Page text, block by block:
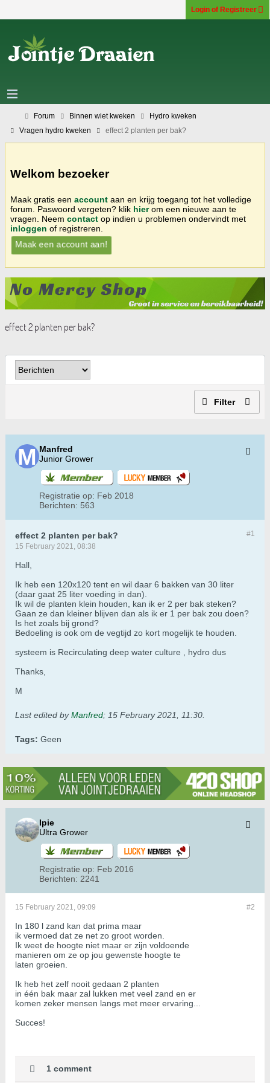
Login of Registreer
Forum Binnen wiet kweken
Hydro kweken
Vragen hydro kweken
effect 2 planten per bak?
Welkom bezoeker
Maak gratis een account aan en krijg toegang tot het volledige
forum. Paswoord vergeten? klik hierom een nieuwe aan te
vragen. Neem contact op indien u problemen ondervindt met
inloggen of registreren.
Maak een account aan!
effect 2 planten per bak?
Filter
Manfred
Junior Grower
Registratie op: Feb 2018
Berichten: 563
#1
effect 2 planten per bak?
15 February 2021, 08:38
Hall,
Ik heb een 120x120 tent en wil daar 6 bakken van 30 liter
(daar gaat 25 liter voeding in dan).
Ik wil de planten klein houden, kan ik er 2 per bak steken?
Gaan ze dan kleiner blijven dan als ik er 1 per bak zou doen?
Is het zoals bij grond?
Bedoeling is ook om de vegtijd zo kort mogelijk te houden.
systeem is Recirculating deep water culture , hydro dus
Thanks,
M
Last edited byManfred; 15 February 2021, 11:30
Tags: Geen
Ipie
Ultra Grower
Registratie op: Feb 2016
Berichten: 2241
#2
15 February 2021, 09:09
In 180 l zand kan dat prima maar
ik vermoed dat ze net zo groot worden.
Ik weet de hoogte niet maar er zijn voldoende
manieren om ze op jou gewenste hoogte te
laten groeien.
Ik heb het zelf nooit gedaan 2 planten
in één bak maar zal lukken met veel zand en er
komen zeker mensen langs met meer ervaring...
Succes!
1 comment